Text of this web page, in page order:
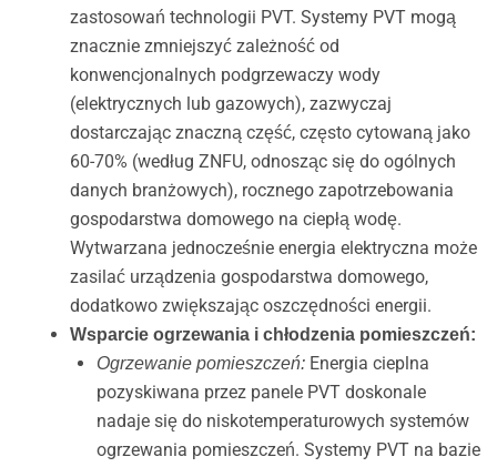
zastosowań technologii PVT. Systemy PVT mogą
znacznie zmniejszyć zależność od
konwencjonalnych podgrzewaczy wody
(elektrycznych lub gazowych), zazwyczaj
dostarczając znaczną część, często cytowaną jako
60-70% (według ZNFU, odnosząc się do ogólnych
danych branżowych), rocznego zapotrzebowania
gospodarstwa domowego na ciepłą wodę.
Wytwarzana jednocześnie energia elektryczna może
zasilać urządzenia gospodarstwa domowego,
dodatkowo zwiększając oszczędności energii.
Wsparcie ogrzewania i chłodzenia pomieszczeń:
Ogrzewanie pomieszczeń:Energia cieplna
pozyskiwana przez panele PVT doskonale
nadaje się do niskotemperaturowych systemów
ogrzewania pomieszczeń. Systemy PVT na bazie